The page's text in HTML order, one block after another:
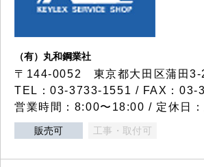
（有）丸和鋼業社
〒144-0052 東京都大田区蒲田3-
TEL：03-3733-1551 / FAX：03-
営業時間：8:00〜18:00 / 定休日
販売可 工事・取付可